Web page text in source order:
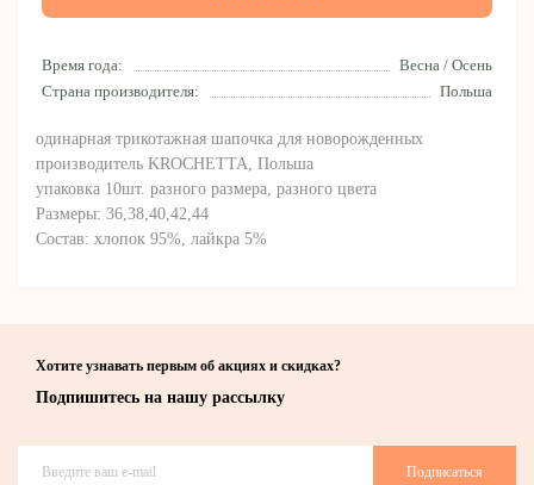
Время года:
Весна / Осень
Страна производителя:
Польша
одинарная трикотажная шапочка для новорожденных
производитель KROCHETTA, Польша
упаковка 10шт. разного размера, разного цвета
Размеры: 36,38,40,42,44
Состав: хлопок 95%, лайкра 5%
Хотите узнавать первым об акциях и скидках?
Подпишитесь на нашу рассылку
Подписаться